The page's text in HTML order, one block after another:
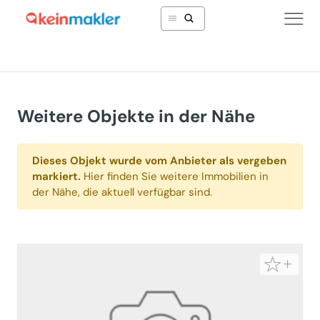
Weitere Objekte in der Nähe
Dieses Objekt wurde vom Anbieter als vergeben
markiert. Hier finden Sie weitere Immobilien in
der Nähe, die aktuell verfügbar sind.